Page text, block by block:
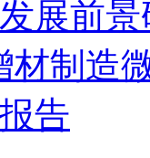
展前
材制造
告